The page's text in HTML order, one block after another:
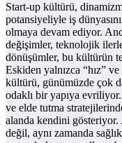
Start-up kültürü,
potansiyeliyle iş
olmaya devam ediyor.
değişimler, teknolojik
dönüşümler, bu kültürün
Eskiden yalnızca “hız”
kültürü, günümüzde çok
odaklı bir yapıya
ve elde tutma
alanda kendini
değil, aynı zamanda